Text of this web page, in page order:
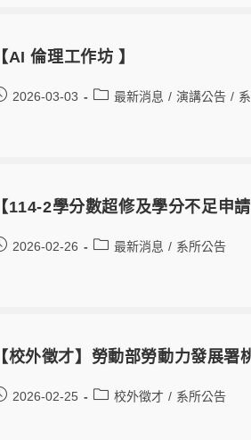
【AI 倫理工作坊 】
2026-03-03 最新消息 / 演講公告 /
【114-2學分數超修及學分不足申
2026-02-26 最新消息 / 系所公告
【校外徵才】勞動部勞動力發展
2026-02-25 校外徵才 / 系所公告